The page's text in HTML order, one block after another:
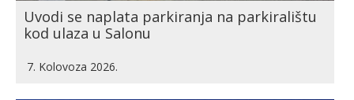
Uvodi se naplata parkiranja na parkiralištu
kod ulaza u Salonu
7. Kolovoza 2026.